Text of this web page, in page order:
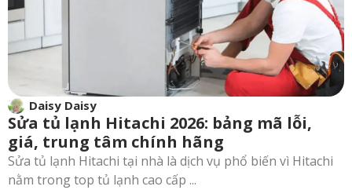
Daisy Daisy
Sửa tủ lạnh Hitachi 2026: bảng mã lỗi,
giá, trung tâm chính hãng
Sửa tủ lạnh Hitachi tại nhà là dịch vụ phổ biến vì Hitachi
nằm trong top tủ lạnh cao cấp ...